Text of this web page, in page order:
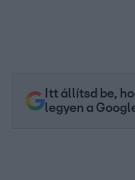
Itt állítsd be,
legyen a